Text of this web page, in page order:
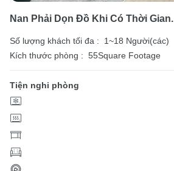
Nan Phải Dọn Đồ Khi Có Thời Gian.
Số lượng khách tối đa :
1~18 Người(các)
Kích thước phòng : 55Square Footage
Tiện nghi phòng